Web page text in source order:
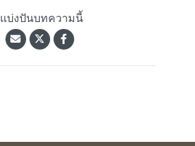
แบ่งปันบทความนี้